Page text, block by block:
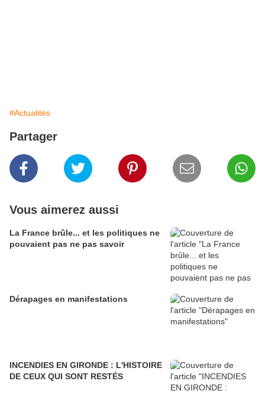
#Actualités
Partager
Vous aimerez aussi
La France brûle... et les politiques ne
pouvaient pas ne pas savoir
Dérapages en manifestations
INCENDIES EN GIRONDE : L'HISTOIRE
DE CEUX QUI SONT RESTÉS